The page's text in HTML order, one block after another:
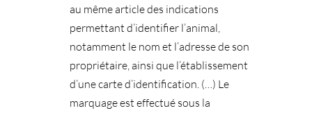
au même article des indications
permettant d’identifier l’animal,
notamment le nom et l’adresse de son
propriétaire, ainsi que l’établissement
d’une carte d’identification. (…) Le
marquage est effectué sous la